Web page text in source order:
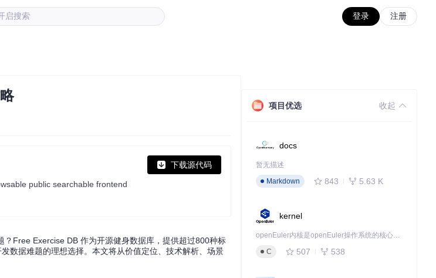
启搜索 登录 注册
下载源代码
public searchable frontend
Free Exercise DB 作为开源健身数据库，提供超过800种标
数据难题的理想选择。本文将从价值定位、技术解析、场景
项目优选 收起
docs
暂无描述
Markdown
843 5.63 K
kernel
openEuler内核是openEuler操作系统的核心，既是系统性能与稳定性的基石，也是连接处理器、设备与服务的桥梁。
C
507 538